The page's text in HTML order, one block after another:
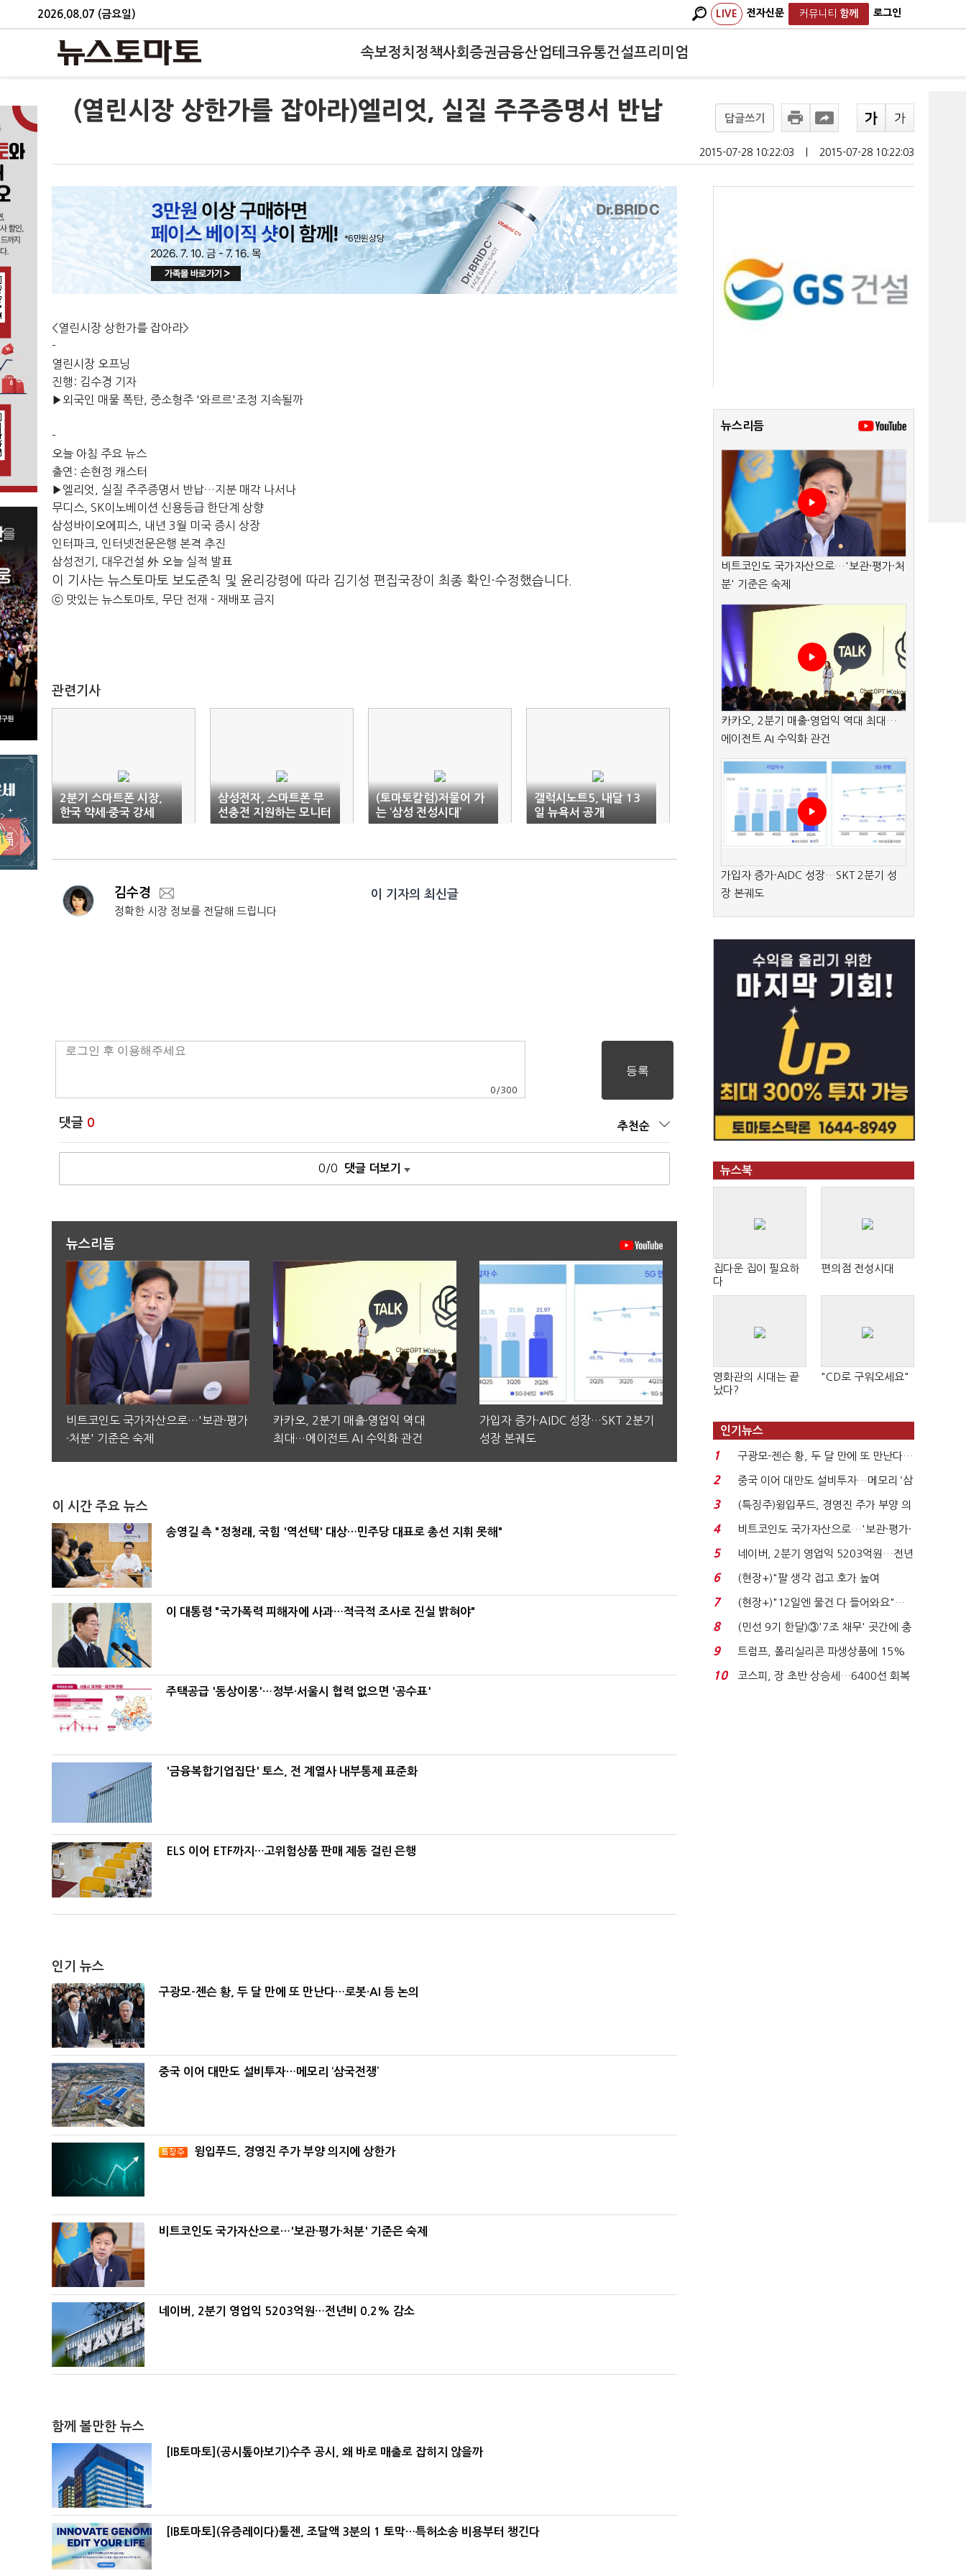
2026.08.07 (금요일) LIVE 전자신문 커뮤니티 함께 로그인
속보정치 정책사회 증권금융산업테크유통건설프리미엄
(열린시장 상한가를 잡아라)엘리엇, 실질 주주증명서 반납 답글쓰기
2015-07-28 10:22:03 2015-07-28 10:22:03
<열린시장 상한가를 잡아라>
-
열린시장 오프닝
진행: 김수경 기자
▶외국인 매물 폭탄, 중소형주 '와르르'조정 지속될까
-
오늘 아침 주요 뉴스
출연: 손현정 캐스터
▶엘리엇, 실질 주주증명서 반납…지분 매각 나서나
무디스, SK이노베이션 신용등급 한단계 상향
삼성바이오에피스, 내년 3월 미국 증시 상장
인터파크, 인터넷전문은행 본격 추진
삼성전기, 대우건설 外 오늘 실적 발표
이 기사는 뉴스토마토 보도준칙 및 윤리강령에 따라 김기성 편집국장이 최종 확인·수정했습니다.
ⓒ 맛있는 뉴스토마토, 무단 전재 - 재배포 금지
관련기사
2분기 스마트폰 시장,
한국 약세·중국 강세
삼성전자, 스마트폰 무
선충전 지원하는 모니터
출시
(토마토칼럼)저물어 가
는 ‘삼성 전성시대’
갤럭시노트5, 내달 13
일 뉴욕서 공개
김수경
정확한 시장 정보를 전달해 드립니다
이 기자의 최신글
0 /300
댓글 0 추천순
0/0 댓글 더보기
뉴스리듬
비트코인도 국가자산으로…'보관·평가
·처분' 기준은 숙제
카카오, 2분기 매출·영업익 역대
최대…에이전트 AI 수익화 관건
가입자 증가·AIDC 성장…SKT 2분기
성장 본궤도
이 시간 주요 뉴스
송영길 측 "정청래, 국힘 '역선택' 대상…민주당 대표로 총선 지휘 못해"
이 대통령 "국가폭력 피해자에 사과…적극적 조사로 진실 밝혀야"
주택공급 '동상이몽'…정부·서울시 협력 없으면 '공수표'
'금융복합기업집단' 토스, 전 계열사 내부통제 표준화
ELS 이어 ETF까지…고위험상품 판매 제동 걸린 은행
인기 뉴스
구광모-젠슨 황, 두 달 만에 또 만난다…로봇·AI 등 논의
중국 이어 대만도 설비투자…메모리 ‘삼국전쟁’
윙입푸드, 경영진 주가 부양 의지에 상한가
비트코인도 국가자산으로…'보관·평가·처분' 기준은 숙제
네이버, 2분기 영업익 5203억원…전년비 0.2% 감소
함께 볼만한 뉴스
[IB토마토](공시톺아보기)수주 공시, 왜 바로 매출로 잡히지 않을까
[IB토마토](유증레이다)툴젠, 조달액 3분의 1 토막…특허소송 비용부터 챙긴다
뉴스리듬
비트코인도 국가자산으로…'보관·평가·처
분' 기준은 숙제
카카오, 2분기 매출·영업익 역대 최대…
에이전트 AI 수익화 관건
가입자 증가·AIDC 성장…SKT 2분기 성
장 본궤도
뉴스북
집다운 집이 필요하
다
편의점 전성시대
영화관의 시대는 끝
났다?
"CD로 구워오세요"
인기뉴스
1
구광모-젠슨 황, 두 달 만에 또 만난다…
로봇·AI 등 논...
2
중국 이어 대만도 설비투자…메모리 ‘삼
국전쟁’
3
(특징주)윙입푸드, 경영진 주가 부양 의
지에 상한가...
4
비트코인도 국가자산으로…'보관·평가·
처분' 기준은 ...
5
네이버, 2분기 영업익 5203억원…전년
비 0.2% 감소...
6
(현장+)"팔 생각 접고 호가 높여
요"…'덜 똘똘한 한 채' 20...
7
(현장+)"12일엔 물건 다 들어와요"…
빈 매대 채우며 문 연 ...
8
(민선 9기 한달)③'7조 채무' 곳간에 충
격…추미애, 20년...
9
트럼프, 폴리실리콘 파생상품에 15%
관세…"미 산업 재건"...
10
코스피, 장 초반 상승세…6400선 회복